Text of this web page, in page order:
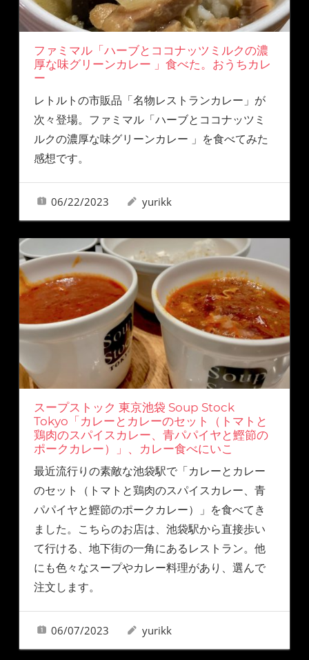
ファミマル「ハーブとココナッツミルクの濃
厚な味グリーンカレー 」食べた。おうちカレ
ー
レトルトの市販品「名物レストランカレー」が
次々登場。ファミマル「ハーブとココナッツミ
ルクの濃厚な味グリーンカレー 」を食べてみた
感想です。
06/22/2023 yurikk
スープストック 東京池袋 Soup Stock
Tokyo「カレーとカレーのセット（トマトと
鶏肉のスパイスカレー、青パパイヤと鰹節の
ポークカレー）」、カレー食べにいこ
最近流行りの素敵な池袋駅で「カレーとカレー
のセット（トマトと鶏肉のスパイスカレー、青
パパイヤと鰹節のポークカレー）」を食べてき
ました。こちらのお店は、池袋駅から直接歩い
て行ける、地下街の一角にあるレストラン。他
にも色々なスープやカレー料理があり、選んで
注文します。
06/07/2023 yurikk